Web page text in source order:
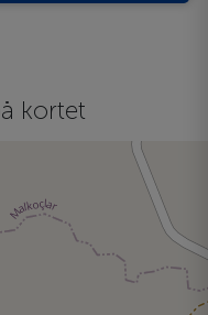
kortet